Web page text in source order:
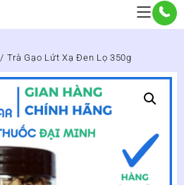
/ Trà Gạo Lứt Xạ Đen Lọ 350g